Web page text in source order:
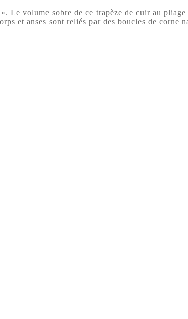
Le volume sobre de ce trapèze de cuir au
et anses sont reliés par des boucles de corne